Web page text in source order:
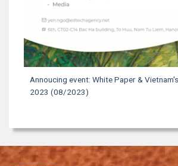
Annoucing event: White Paper &
2023 (08/2023)